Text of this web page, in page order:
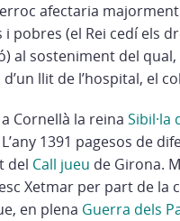
afectaria
pobres (el Rei cedí els
al sosteniment del
llit de l’hospital, el
a Cornellà la reina Sibil·la
1391 pagesos de
del Call jueu de Girona.
Xetmar per part de
en plena Guerra dels